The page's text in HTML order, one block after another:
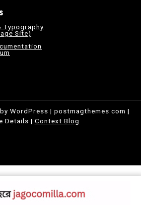
Typography
Site)
WordPress | postmagthemes.com |
Details | Context Blog